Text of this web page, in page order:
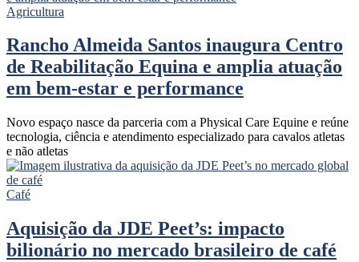
Agricultura
Rancho Almeida Santos inaugura Centro
de Reabilitação Equina e amplia atuação
em bem-estar e performance
Novo espaço nasce da parceria com a Physical Care Equine e reúne
tecnologia, ciência e atendimento especializado para cavalos atletas
e não atletas
Café
Aquisição da JDE Peet’s: impacto
bilionário no mercado brasileiro de café